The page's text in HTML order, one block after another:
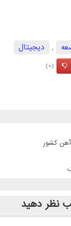
,
دیجیتال
(0)
کشور
نظر دهید